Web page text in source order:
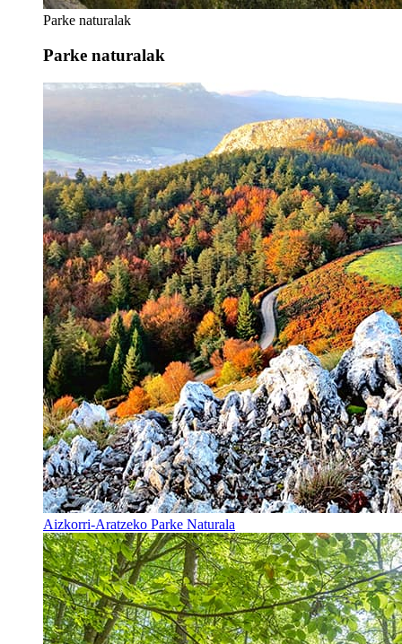
Parke naturalak
Parke naturalak
Aizkorri-Aratzeko Parke Naturala